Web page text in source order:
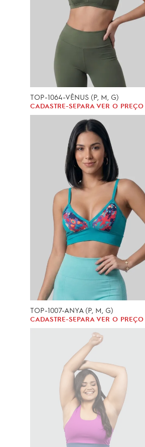
TOP-1064-VÊNUS (P, M, G)
CADASTRE-SEPARA VER O PREÇO
TOP-1007-ANYA (P, M, G)
CADASTRE-SEPARA VER O PREÇO